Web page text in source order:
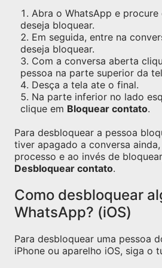
Abra o WhatsApp e
deseja bloquear.
Em seguida, entre na
deseja bloquear.
Com a conversa aberta
pessoa na parte superior da
Desça a tela ate o final.
Na parte inferior no lado
clique em Bloquear contato.
Para desbloquear a pessoa
tiver apagado a conversa
processo e ao invés de
Desbloquear contato.
Como desbloquear
WhatsApp? (iOS)
Para desbloquear uma pessoa
iPhone ou aparelho iOS, siga o